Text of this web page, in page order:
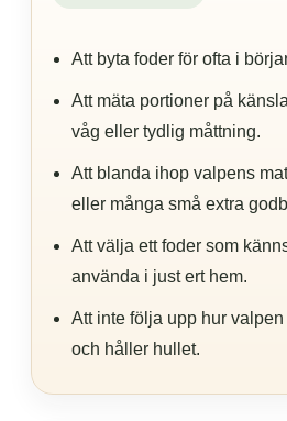
Att byta foder för ofta i
Att mäta portioner på
våg eller tydlig måttning.
Att blanda ihop valpens
eller många små extra
Att välja ett foder som
använda i just ert hem.
Att inte följa upp hur valpen
och håller hullet.